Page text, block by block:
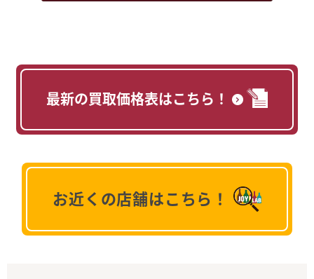
最新の買取価格表はこちら！
お近くの店舗はこちら！